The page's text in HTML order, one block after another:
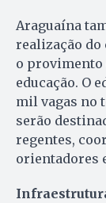
Araguaína
realização do
o provimento
educação. O
mil vagas no
serão
regentes,
orientadores